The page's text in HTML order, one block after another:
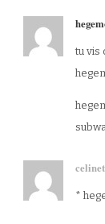
tu vis
*